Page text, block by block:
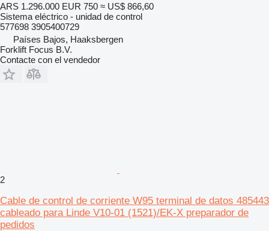
ARS 1.296.000 EUR 750 ≈ US$ 866,60
Sistema eléctrico - unidad de control
577698 3905400729
Países Bajos, Haaksbergen
Forklift Focus B.V.
Contacte con el vendedor
2
Cable de control de corriente W95 terminal de datos 485443
cableado para Linde V10-01 (1521)/EK-X preparador de
pedidos